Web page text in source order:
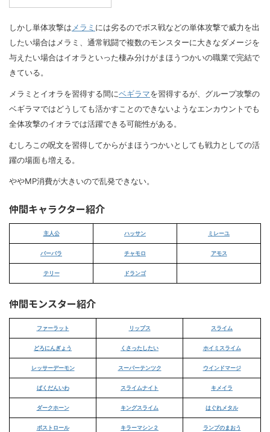
しかし単体攻撃は メラミ には劣るのでボス戦などの単体攻撃で威力を出
したい場合はメラミ、通常戦闘で複数のモンスターに大きなダメージを
与えたい場合はイオラといった棲み分けがまほうつかいの職業で完結で
きている。
メラミとイオラを習得する間にベギラマを習得するが、グループ攻撃の
ベギラマではどうしても活かすことのできないようなエンカウントでも
全体攻撃のイオラでは活躍できる可能性がある。
むしろこの呪文を習得してからがまほうつかいとしても戦力としての活
躍の場面も増える。
ややMP消費が大きいので乱発できない。
仲間キャラクター紹介
主人公 ハッサン ミレーユ
バーバラ チャモロ アモス
テリー ドランゴ
仲間モンスター紹介
ファーラット リップス スライム
どろにんぎょう くさったしたい ホイミスライム
レッサーデーモン スーパーテンツク ウインドマージ
ばくだんいわ スライムナイト キメイラ
ダークホーン キングスライム はぐれメタル
ボストロール キラーマシン２ ランプのまおう